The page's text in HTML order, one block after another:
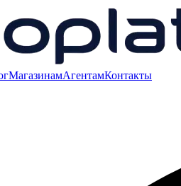
МагазинамАгентамКонтакты